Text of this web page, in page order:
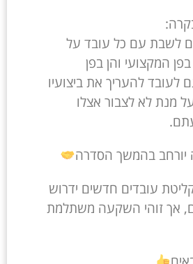
לשבת עם כל עובד על
המקצועי והן בפן
לעובד להעריך את ביצועיו
מנת לא לצבור אצלו
יורחב בהמשך הסדרה
עובדים חדשים ידרוש
אך זוהי השקעה משתלמת